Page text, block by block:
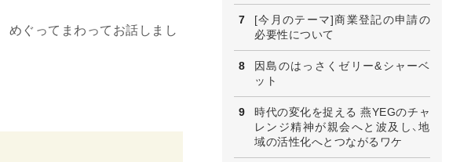
めぐってまわってお話しまし
[今月のテーマ]商業登記の申請の
必要性について
因島のはっさくゼリー&シャーベ
ット
時代の変化を捉える 燕YEGのチャ
レンジ精神が親会へと波及し、地
域の活性化へとつながるワケ